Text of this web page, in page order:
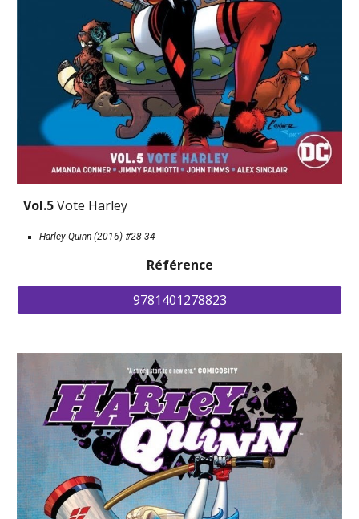
Vol.5 Vote Harley
Harley Quinn (2016) #28-34
Référence
9781401278823